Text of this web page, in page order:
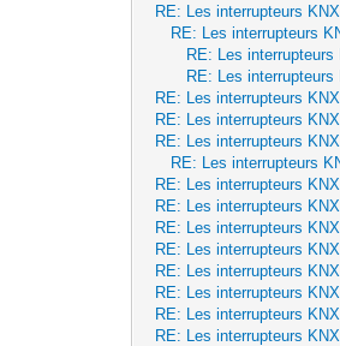
RE: Les interrupteurs KNX
RE: Les interrupteurs
RE: Les interrupteurs
RE: Les interrupteurs
RE: Les interrupteurs KNX
RE: Les interrupteurs KNX
RE: Les interrupteurs KNX
RE: Les interrupteurs
RE: Les interrupteurs KNX
RE: Les interrupteurs KNX
RE: Les interrupteurs KNX
RE: Les interrupteurs KNX
RE: Les interrupteurs KNX
RE: Les interrupteurs KNX
RE: Les interrupteurs KNX
RE: Les interrupteurs KNX